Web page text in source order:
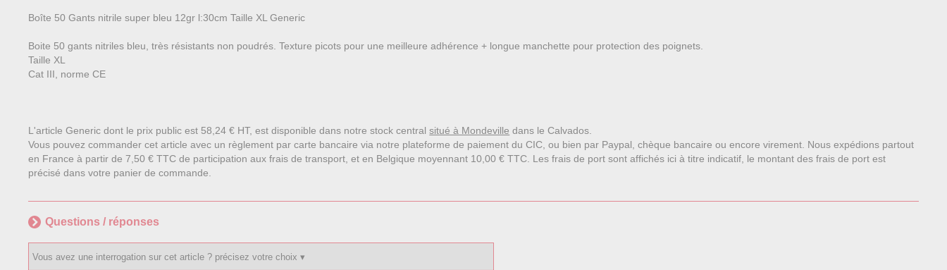
Boîte 50 Gants nitrile super bleu 12gr l:30cm Taille XL Generic
Boite 50 gants nitriles bleu, très résistants non poudrés. Texture picots pour une meilleure adhérence + longue manchette pour protection des poignets.
Taille XL
Cat III, norme CE
L'article Generic dont le prix public est 58,24 € HT, est disponible dans notre stock centralsitué à Mondeville dans le Calvados.
Vous pouvez commander cet article avec un règlement par carte bancaire via notre plateforme de paiement du CIC, ou bien par Paypal, chèque bancaire ou encore virement. Nous expédions partout
en France à partir de 7,50 € TTC de participation aux frais de transport, et en Belgique moyennant 10,00 € TTC. Les frais de port sont affichés ici à titre indicatif, le montant des frais de port est
précisé dans votre panier de commande.
Questions / réponses